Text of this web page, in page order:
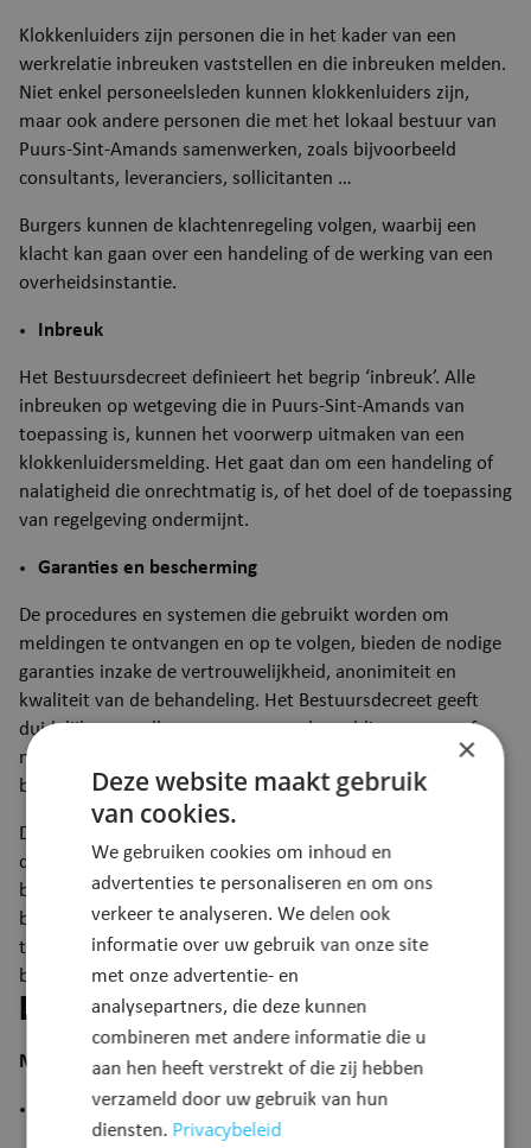
Klokkenluiders zijn personen die in het kader van een
werkrelatie inbreuken vaststellen en die inbreuken melden.
Niet enkel personeelsleden kunnen klokkenluiders zijn,
maar ook andere personen die met het lokaal bestuur van
Puurs-Sint-Amands samenwerken, zoals bijvoorbeeld
consultants, leveranciers, sollicitanten …
Burgers kunnen de klachtenregeling volgen, waarbij een
klacht kan gaan over een handeling of de werking van een
overheidsinstantie.
Inbreuk
Het Bestuursdecreet definieert het begrip ‘inbreuk’. Alle
inbreuken op wetgeving die in Puurs-Sint-Amands van
toepassing is, kunnen het voorwerp uitmaken van een
klokkenluidersmelding. Het gaat dan om een handeling of
nalatigheid die onrechtmatig is, of het doel of de toepassing
van regelgeving ondermijnt.
Garanties en bescherming
De procedures en systemen die gebruikt worden om
meldingen te ontvangen en op te volgen, bieden de nodige
garanties inzake de vertrouwelijkheid, anonimiteit en
kwaliteit van de behandeling. Het Bestuursdecreet geeft
duidelijk aan welke gegevens over de melding mogen of
moeten geregistreerd worden en geeft richtlijnen over de
bewaring.
De nieuwe regeling voorziet een verbod op represailles. De
definitie van represailles is ruim omschreven. Denk
bijvoorbeeld aan represailles in het kader van negatieve
beoordelingen of ontslag, maar ook bij verandering van
taken, financiële sancties of reputatieschade. De
bescherming tegen represailles is onbeperkt in tijd.
Procedure
Melden
Intern meldpunt
×
Deze website maakt gebruik
van cookies.
We gebruiken cookies om inhoud en
advertenties te personaliseren en om ons
verkeer te analyseren. We delen ook
informatie over uw gebruik van onze site
met onze advertentie- en
analysepartners, die deze kunnen
combineren met andere informatie die u
aan hen heeft verstrekt of die zij hebben
verzameld door uw gebruik van hun
diensten. Privacybeleid